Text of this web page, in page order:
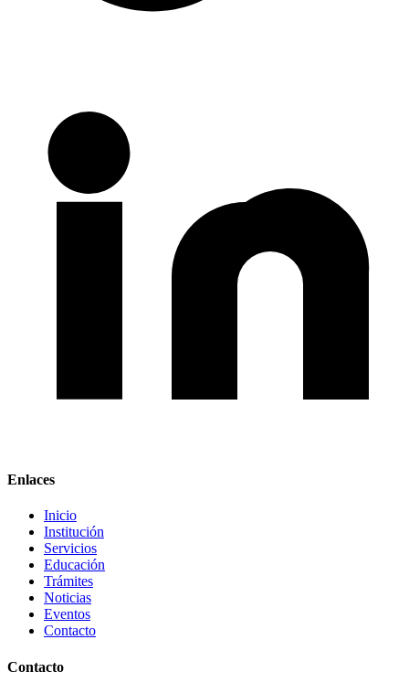
Enlaces
Inicio
Institución
Servicios
Educación
Trámites
Noticias
Eventos
Contacto
Contacto